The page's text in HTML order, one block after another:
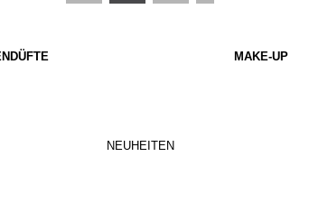
MAKE-UP
NEUHEITEN